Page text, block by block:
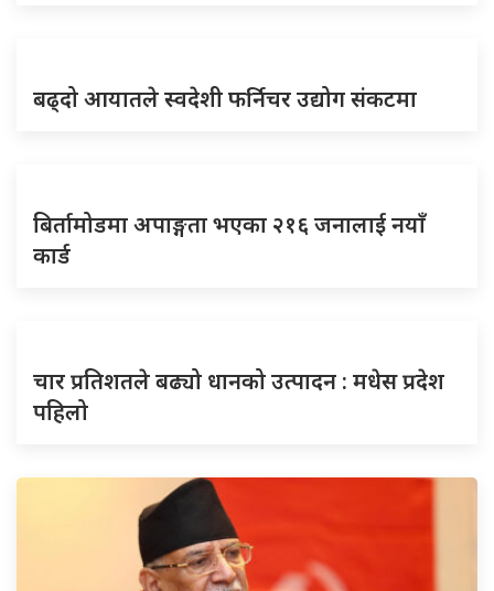
बढ्दो आयातले स्वदेशी फर्निचर उद्योग संकटमा
बिर्तामोडमा अपाङ्गता भएका २१६ जनालाई नयाँ
कार्ड
चार प्रतिशतले बढ्यो धानको उत्पादन : मधेस प्रदेश
पहिलो